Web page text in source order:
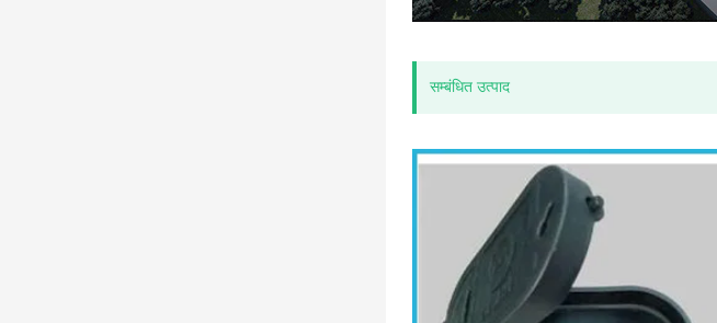
सम्बंधित उत्पाद